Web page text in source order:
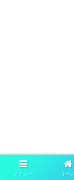
メニュー ホーム